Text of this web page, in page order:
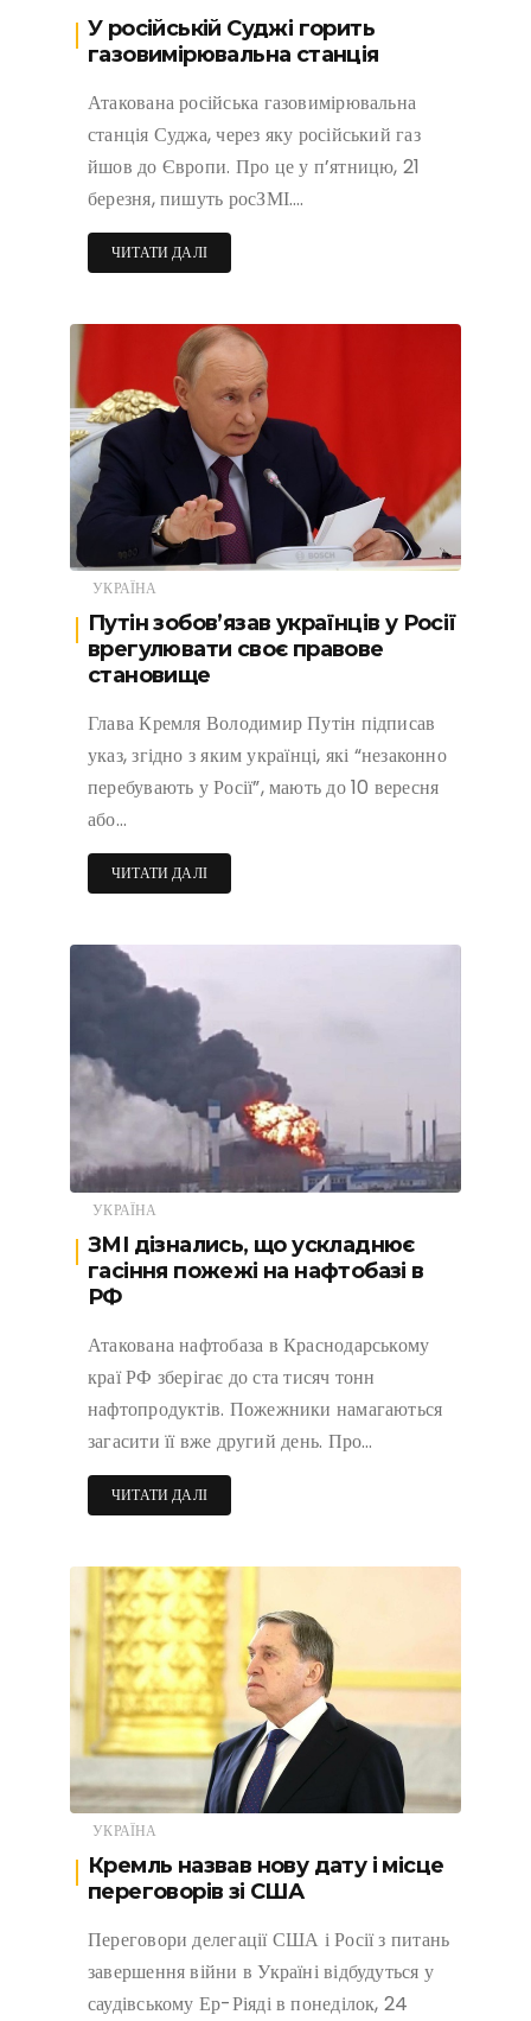
У російській Суджі горить
газовимірювальна станція
Атакована російська газовимірювальна
станція Суджа, через яку російський газ
йшов до Європи. Про це у п’ятницю, 21
березня, пишуть росЗМІ….
ЧИТАТИ ДАЛІ
УКРАЇНА
Путін зобов’язав українців у Росії
врегулювати своє правове
становище
Глава Кремля Володимир Путін підписав
указ, згідно з яким українці, які “незаконно
перебувають у Росії”, мають до 10 вересня
або…
ЧИТАТИ ДАЛІ
УКРАЇНА
ЗМІ дізнались, що ускладнює
гасіння пожежі на нафтобазі в
РФ
Атакована нафтобаза в Краснодарському
краї РФ зберігає до ста тисяч тонн
нафтопродуктів. Пожежники намагаються
загасити її вже другий день. Про…
ЧИТАТИ ДАЛІ
УКРАЇНА
Кремль назвав нову дату і місце
переговорів зі США
Переговори делегації США і Росії з питань
завершення війни в Україні відбудуться у
саудівському Ер-Ріяді в понеділок, 24